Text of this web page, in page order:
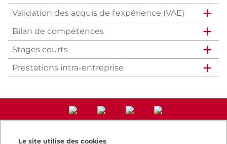
Le site utilise des cookies
Validation des acquis de l'expérience (VAE)
Bilan de compétences
Stages courts
Prestations intra-entreprise